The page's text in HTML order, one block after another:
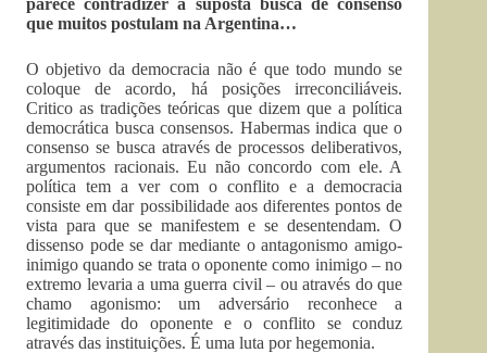
parece contradizer a suposta busca de consenso
que muitos postulam na Argentina…
O objetivo da democracia não é que todo mundo se
coloque de acordo, há posições irreconciliáveis.
Critico as tradições teóricas que dizem que a política
democrática busca consensos. Habermas indica que o
consenso se busca através de processos deliberativos,
argumentos racionais. Eu não concordo com ele. A
política tem a ver com o conflito e a democracia
consiste em dar possibilidade aos diferentes pontos de
vista para que se manifestem e se desentendam. O
dissenso pode se dar mediante o antagonismo amigo-
inimigo quando se trata o oponente como inimigo – no
extremo levaria a uma guerra civil – ou através do que
chamo agonismo: um adversário reconhece a
legitimidade do oponente e o conflito se conduz
através das instituições. É uma luta por hegemonia.